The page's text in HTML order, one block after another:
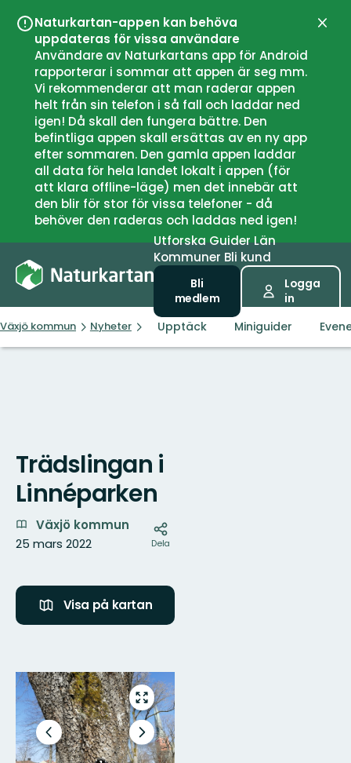
Naturkartan-appen kan behöva
uppdateras för vissa användare
Användare av Naturkartans app för Android
rapporterar i sommar att appen är seg mm.
Vi rekommenderar att man raderar appen
helt från sin telefon i så fall och laddar ned
igen! Då skall den fungera bättre. Den
befintliga appen skall ersättas av en ny app
efter sommaren. Den gamla appen laddar
all data för hela landet lokalt i appen (för
att klara offline-läge) men det innebär att
den blir för stor för vissa telefoner - då
behöver den raderas och laddas ned igen!
UtforskaGuiderLän
Kommuner Bli kund
Bli
medlem
Logga
in
Växjö kommun Nyheter Trädslingan i Linnéparken
Upptäck Miniguider
Trädslingan i
Linnéparken
Växjö kommun
25 mars 2022
Dela
Visa på kartan
Bilder
Gå
till
helskärmsläge
Föregående
bild
Nästa
bildspel